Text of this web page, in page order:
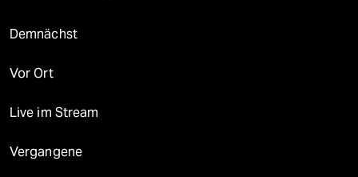
Demnächst
Vor Ort
Live im Stream
Vergangene